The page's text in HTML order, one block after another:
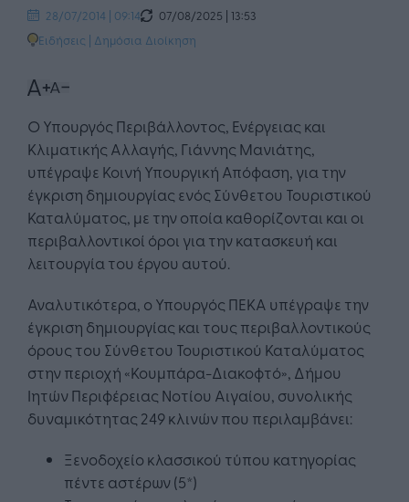
28/07/2014 | 09:14
07/08/2025 | 13:53
Ειδήσεις | Δημόσια Διοίκηση
O Υπουργός Περιβάλλοντος, Ενέργειας και
Κλιματικής Αλλαγής, Γιάννης Μανιάτης,
υπέγραψε Κοινή Υπουργική Απόφαση, για την
έγκριση δημιουργίας ενός Σύνθετου Τουριστικού
Καταλύματος, με την οποία καθορίζονται και οι
περιβαλλοντικοί όροι για την κατασκευή και
λειτουργία του έργου αυτού.
Αναλυτικότερα, ο Υπουργός ΠΕΚΑ υπέγραψε την
έγκριση δημιουργίας και τους περιβαλλοντικούς
όρους του Σύνθετου Τουριστικού Καταλύματος
στην περιοχή «Κουμπάρα-Διακοφτό», Δήμου
Ιητών Περιφέρειας Νοτίου Αιγαίου, συνολικής
δυναμικότητας 249 κλινών που περιλαμβάνει:
Ξενοδοχείο κλασσικού τύπου κατηγορίας
πέντε αστέρων (5*)